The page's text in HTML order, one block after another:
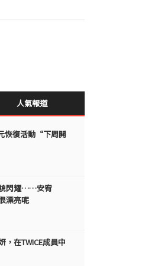
人氣報道
恢復活動“下周開
閃耀……安宥
漂亮呢
，在TWICE成員中